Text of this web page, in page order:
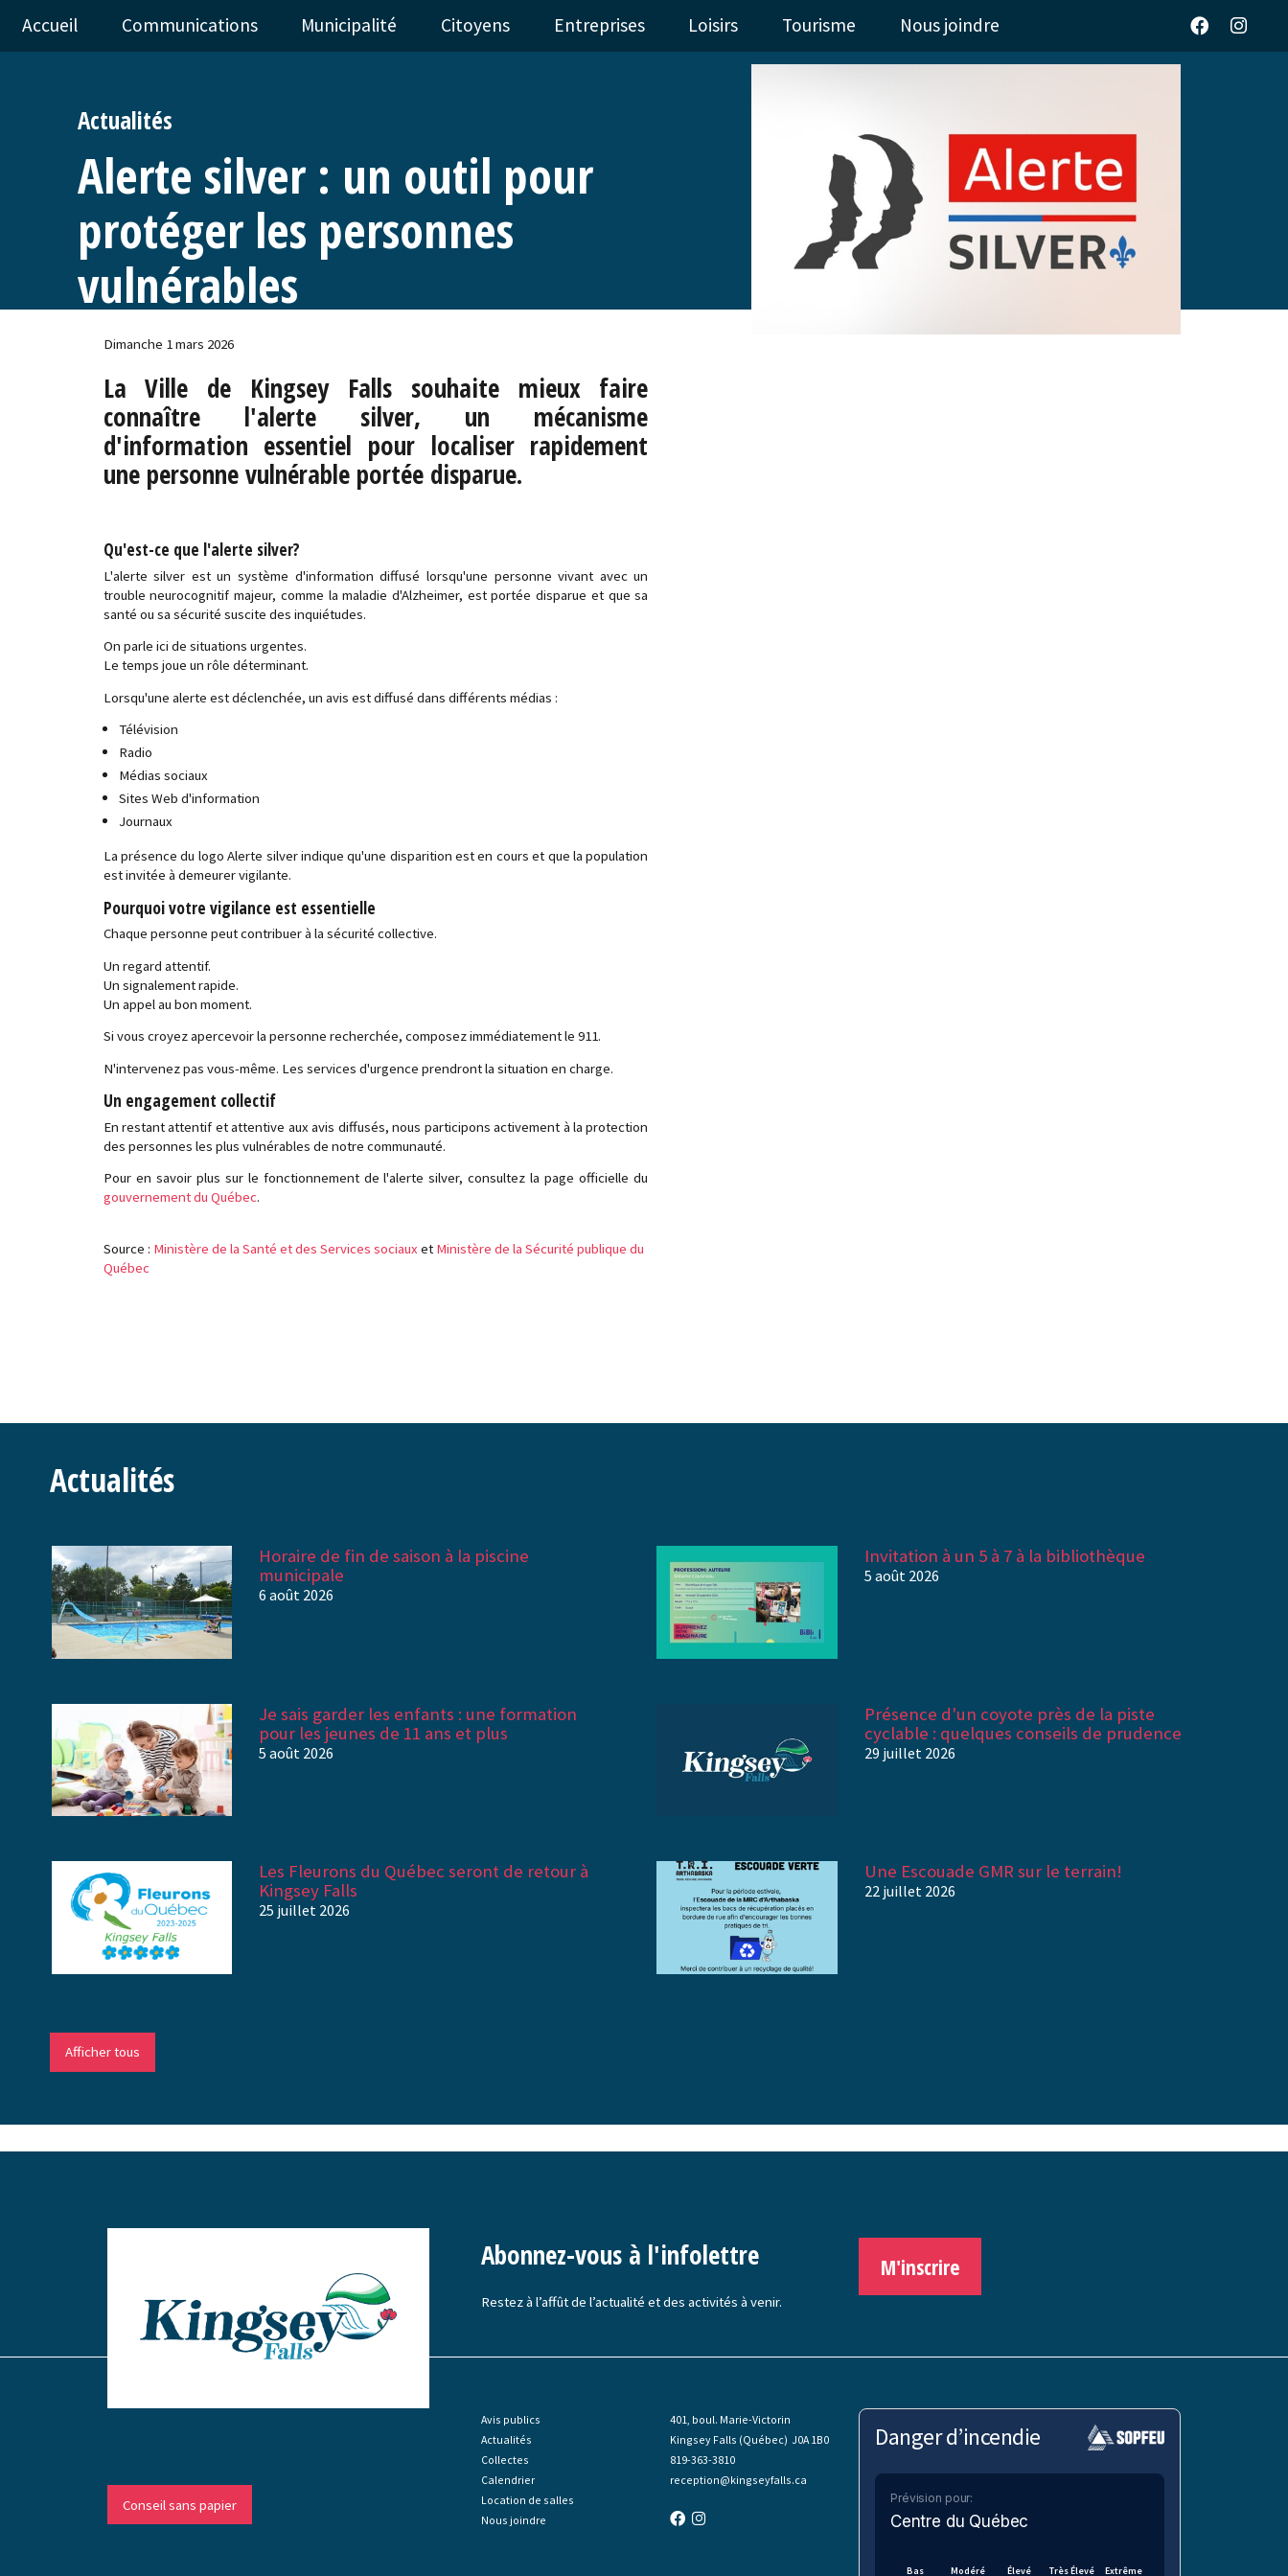
Accueil Communications Municipalité Citoyens Entreprises Loisirs Tourisme Nous joindre
Actualités
Alerte silver : un outil pour
protéger les personnes
vulnérables
Dimanche 1 mars 2026
La Ville de Kingsey Falls souhaite mieux faire
connaître l'alerte silver, un mécanisme
d'information essentiel pour localiser rapidement
une personne vulnérable portée disparue.
Qu'est-ce que l'alerte silver?
L'alerte silver est un système d'information diffusé lorsqu'une personne vivant avec un
trouble neurocognitif majeur, comme la maladie d'Alzheimer, est portée disparue et que sa
santé ou sa sécurité suscite des inquiétudes.
On parle ici de situations urgentes.
Le temps joue un rôle déterminant.
Lorsqu'une alerte est déclenchée, un avis est diffusé dans différents médias :
Télévision
Radio
Médias sociaux
Sites Web d'information
Journaux
La présence du logo Alerte silver indique qu'une disparition est en cours et que la population
est invitée à demeurer vigilante.
Pourquoi votre vigilance est essentielle
Chaque personne peut contribuer à la sécurité collective.
Un regard attentif.
Un signalement rapide.
Un appel au bon moment.
Si vous croyez apercevoir la personne recherchée, composez immédiatement le 911.
N'intervenez pas vous-même. Les services d'urgence prendront la situation en charge.
Un engagement collectif
En restant attentif et attentive aux avis diffusés, nous participons activement à la protection
des personnes les plus vulnérables de notre communauté.
Pour en savoir plus sur le fonctionnement de l'alerte silver, consultez la page officielle du
gouvernement du Québec.
Source : Ministère de la Santé et des Services sociaux et Ministère de la Sécurité publique du
Québec
Actualités
Horaire de fin de saison à la piscine
municipale
6 août 2026
Invitation à un 5 à 7 à la bibliothèque
5 août 2026
Je sais garder les enfants : une formation
pour les jeunes de 11 ans et plus
5 août 2026
Présence d'un coyote près de la piste
cyclable : quelques conseils de prudence
29 juillet 2026
Les Fleurons du Québec seront de retour à
Kingsey Falls
25 juillet 2026
Une Escouade GMR sur le terrain!
22 juillet 2026
Afficher tous
Abonnez-vous à l'infolettre
Restez à l’affût de l’actualité et des activités à venir.
M'inscrire
Avis publics
Actualités
Collectes
Calendrier
Location de salles
Nous joindre
401, boul. Marie-Victorin
Kingsey Falls (Québec) J0A 1B0
819-363-3810
reception@kingseyfalls.ca
Conseil sans papier
Danger d’incendie
Prévision pour:
Centre du Québec
Bas Modéré Élevé Très Élevé Extrême